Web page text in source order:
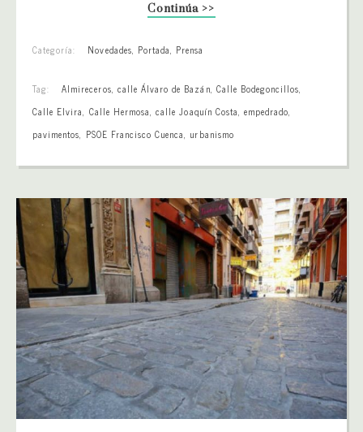
Continúa >>
Categoría: Novedades, Portada, Prensa
Tag: Almireceros, calle Álvaro de Bazán, Calle Bodegoncillos,
Calle Elvira, Calle Hermosa,calle Joaquín Costa,empedrado,
pavimentos, PSOE Francisco Cuenca, urbanismo